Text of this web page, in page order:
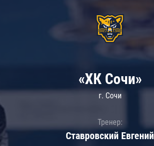
«ХК Сочи»
г. Сочи
Тренер:
Ставровский Евгений